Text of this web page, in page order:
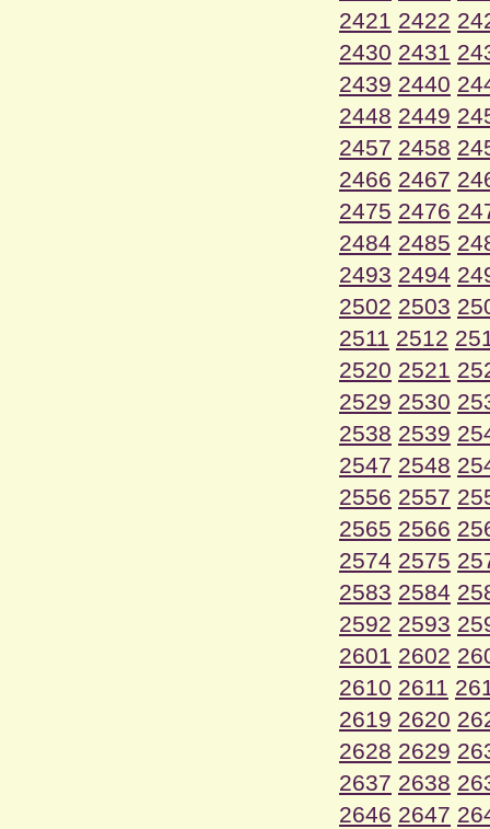
2421 2422
2430 2431
2439 2440
2448 2449
2457 2458
2466 2467
2475 2476
2484 2485
2493 2494
2502 2503
2511 2512
2520 2521
2529 2530
2538 2539
2547 2548
2556 2557
2565 2566
2574 2575
2583 2584
2592 2593
2601 2602
2610 2611
2619 2620
2628 2629
2637 2638
2646 2647